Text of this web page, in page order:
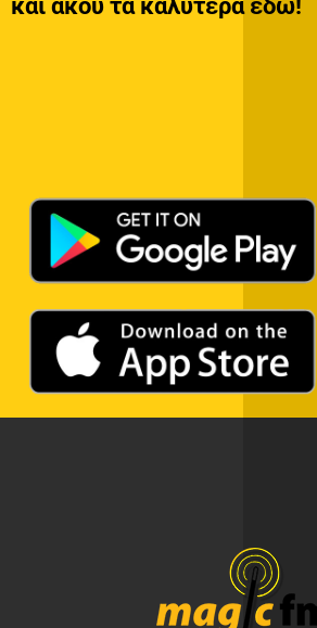
και άκου τα καλύτερα εδώ!